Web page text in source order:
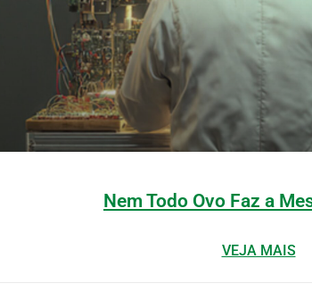
Nem Todo Ovo Faz a
VEJA MAIS